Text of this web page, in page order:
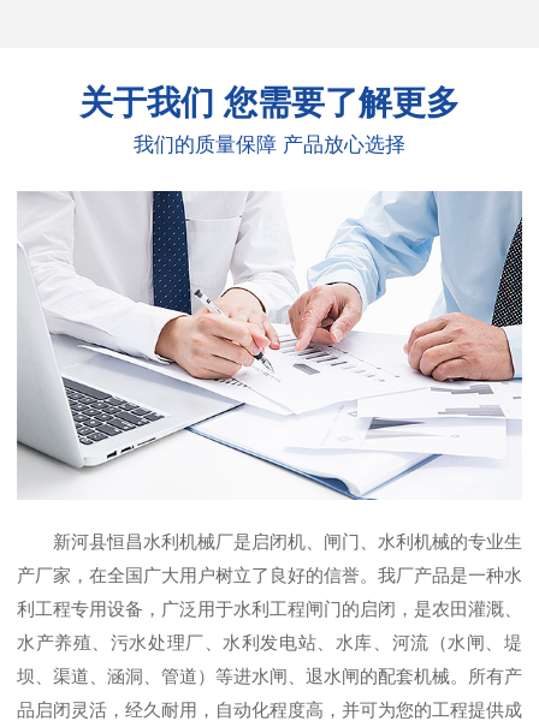
关于我们 您需要了解更多
我们的质量保障 产品放心选择
新河县恒昌水利机械厂是启闭机、闸门、水利机械的专业生
产厂家，在全国广大用户树立了良好的信誉。我厂产品是一种水
利工程专用设备，广泛用于水利工程闸门的启闭，是农田灌溉、
水产养殖、污水处理厂、水利发电站、水库、河流（水闸、堤
坝、渠道、涵洞、管道）等进水闸、退水闸的配套机械。所有产
品启闭灵活，经久耐用，自动化程度高，并可为您的工程提供成